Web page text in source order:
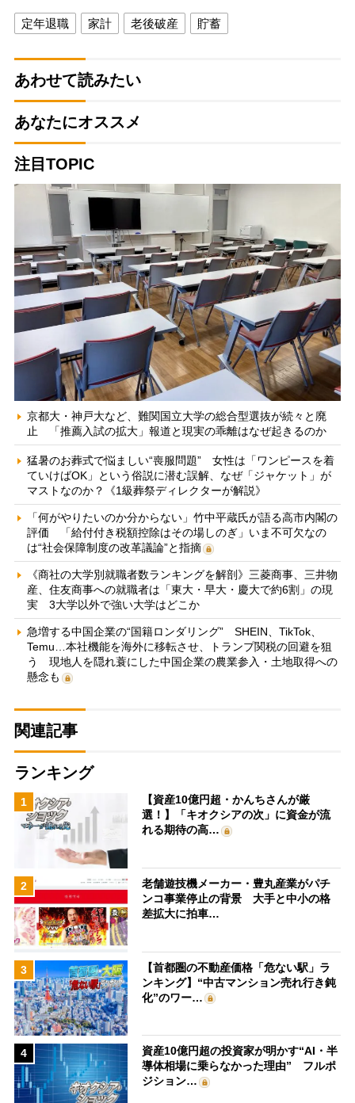
定年退職 家計 老後破産 貯蓄
あわせて読みたい
あなたにオススメ
注目TOPIC
京都大・神戸大など、難関国立大学の総合型選抜が続々と廃
止 「推薦入試の拡大」報道と現実の乖離はなぜ起きるのか
猛暑のお葬式で悩ましい“喪服問題” 女性は「ワンピースを着
ていけばOK」という俗説に潜む誤解、なぜ「ジャケット」が
マストなのか？《1級葬祭ディレクターが解説》
「何がやりたいのか分からない」竹中平蔵氏が語る高市内閣の
評価 「給付付き税額控除はその場しのぎ」いま不可欠なの
は“社会保障制度の改革議論”と指摘
《商社の大学別就職者数ランキングを解剖》三菱商事、三井物
産、住友商事への就職者は「東大・早大・慶大で約6割」の現
実 3大学以外で強い大学はどこか
急増する中国企業の“国籍ロンダリング” SHEIN、TikTok、
Temu…本社機能を海外に移転させ、トランプ関税の回避を狙
う 現地人を隠れ蓑にした中国企業の農業参入・土地取得への
懸念も
関連記事
ランキング
1
【資産10億円超・かんちさんが厳
選！】「キオクシアの次」に資金が流
れる期待の高…
2
老舗遊技機メーカー・豊丸産業がパチ
ンコ事業停止の背景 大手と中小の格
差拡大に拍車…
3
【首都圏の不動産価格「危ない駅」ラ
ンキング】“中古マンション売れ行き鈍
化”のワー…
4
資産10億円超の投資家が明かす“AI・半
導体相場に乗らなかった理由” フルポ
ジション…